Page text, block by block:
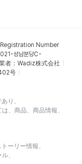
Number
성남분당C-
者：Wadiz株式会社
号
り、
、商品、商品情報、
ーリー情報、
、